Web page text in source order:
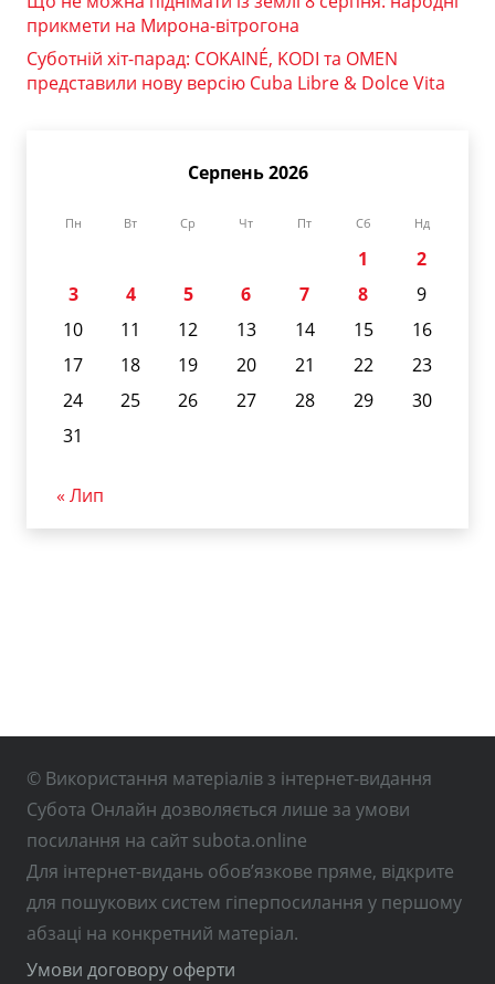
прикмети на Мирона-вітрогона
Суботній хіт-парад: COKAINÉ, KODI та OMEN
представили нову версію Cuba Libre & Dolce Vita
Серпень 2026
Пн Вт Ср Чт Пт Сб Нд
1
2
3
4 5 6 7 8
9
10
11 12 13 14 15
16
17
18 19 20 21 22
23
24
25 26 27 28 29
30
31
« Лип
© Використання матеріалів з інтернет-видання
Субота Онлайн дозволяється лише за умови
посилання на сайт subota.online
Для інтернет-видань обов’язкове пряме, відкрите
для пошукових систем гіперпосилання у першому
абзаці на конкретний матеріал.
Умови договору оферти